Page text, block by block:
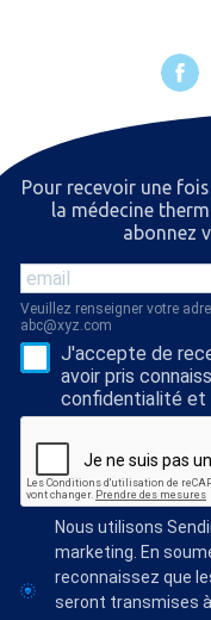
Pour recevoir une
la médecine
abonnez
Veuillez renseigner votre
abc@xyz.com
J'accepte de
avoir pris
confidentialité et
Nous utilisons
marketing. En
reconnaissez que
seront transmises